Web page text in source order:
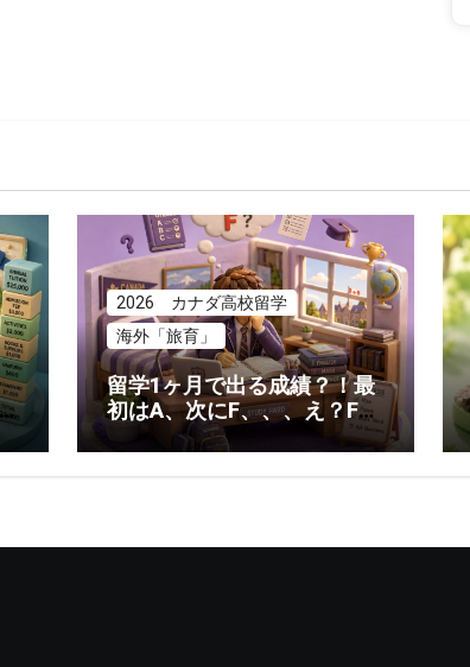
2026 カナダ高校留学
海外「旅育」
留学1ヶ月で出る成績？！最
初はA、次にF、、、え？Fっ
てなに？！